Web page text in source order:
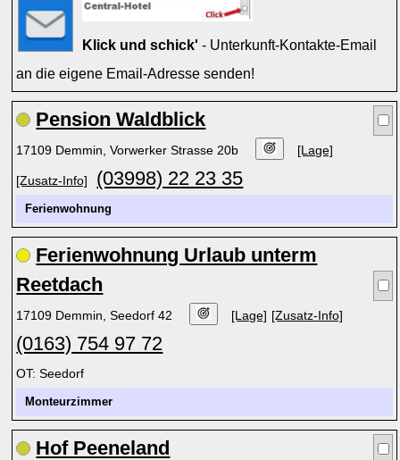
Klick und schick' - Unterkunft-Kontakte-Email
an die eigene Email-Adresse senden!
Pension Waldblick
17109 Demmin, Vorwerker Strasse 20b [Lage]
[Zusatz-Info] (03998) 22 23 35
Ferienwohnung
Ferienwohnung Urlaub unterm
Reetdach
17109 Demmin, Seedorf 42 [Lage] [Zusatz-Info]
(0163) 754 97 72
OT: Seedorf
Monteurzimmer
Hof Peeneland